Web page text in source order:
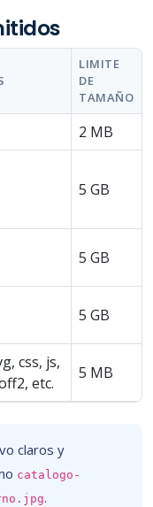
LIMITE
DE
TAMAÑO
2 MB
5 GB
5 GB
5 GB
css, js,
etc.
5 MB
claros y
catalogo-
.